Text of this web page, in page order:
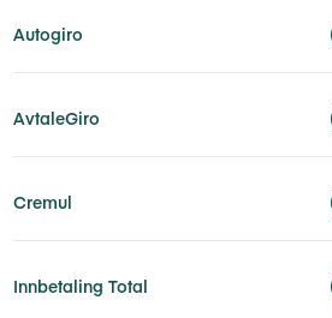
Autogiro
AvtaleGiro
Cremul
Innbetaling Total